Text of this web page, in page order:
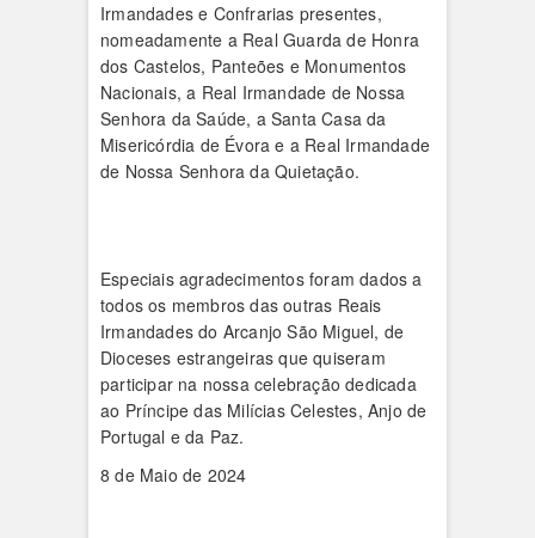
Irmandades e Confrarias presentes,
nomeadamente a Real Guarda de Honra
dos Castelos, Panteões e Monumentos
Nacionais, a Real Irmandade de Nossa
Senhora da Saúde, a Santa Casa da
Misericórdia de Évora e a Real Irmandade
de Nossa Senhora da Quietação.
Especiais agradecimentos foram dados a
todos os membros das outras Reais
Irmandades do Arcanjo São Miguel, de
Dioceses estrangeiras que quiseram
participar na nossa celebração dedicada
ao Príncipe das Milícias Celestes, Anjo de
Portugal e da Paz.
8 de Maio de 2024